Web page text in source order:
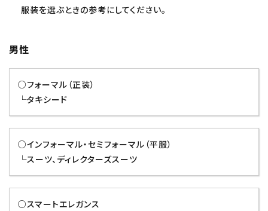
服装を選ぶときの参考にしてください。
男性
○フォーマル（正装）
└タキシード
○インフォーマル・セミフォーマル（平服）
└スーツ、ディレクターズスーツ
○スマートエレガンス